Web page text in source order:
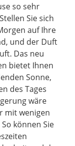
so sehr
Sie sich
auf Ihre
und der Duft
Das neu
bietet Ihnen
Sonne,
des Tages
wäre
mit wenigen
können Sie